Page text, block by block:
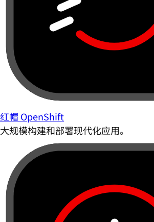
红帽 OpenShift
大规模构建和部署现代化应用。